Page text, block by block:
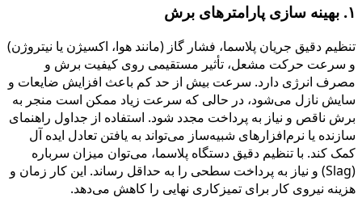
۱. بهینه ‌سازی پارامترهای برش
تنظیم دقیق جریان پلاسما، فشار گاز (مانند هوا، اکسیژن یا نیتروژن)
و سرعت حرکت مشعل، تأثیر مستقیمی روی کیفیت برش و
مصرف انرژی دارد. سرعت بیش از حد کم باعث افزایش ضایعات و
سایش نازل می‌شود، در حالی که سرعت زیاد ممکن است منجر به
برش ناقص و نیاز به پرداخت مجدد شود. استفاده از جداول راهنمای
سازنده یا نرم‌افزارهای شبیه‌ساز می‌تواند به یافتن تعادل ایده ‌آل
کمک کند. با تنظیم دقیق دستگاه پلاسما، می‌توان میزان سرباره
(Slag) و نیاز به پرداخت سطحی را به حداقل رساند. این کار زمان و
هزینه نیروی کار برای تمیزکاری نهایی را کاهش می‌دهد.